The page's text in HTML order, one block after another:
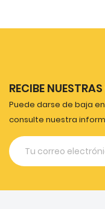
RECIBE
Puede darse de baja
consulte nuestra